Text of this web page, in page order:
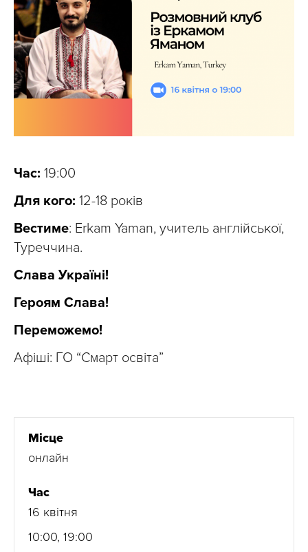
Час: 19:00
Для кого: 12-18 років
Вестиме: Erkam Yaman, учитель англійської,
Туреччина.
Слава Україні!
Героям Слава!
Переможемо!
Афіші: ГО “Смарт освіта”
Місце
онлайн
Час
16 квітня
10:00, 19:00